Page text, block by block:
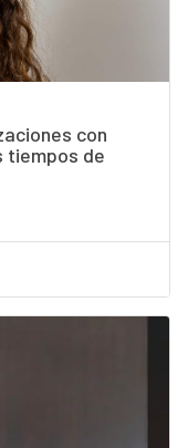
con
tiempos de